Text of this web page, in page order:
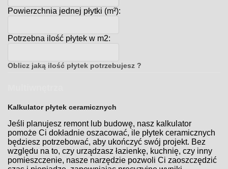
Powierzchnia jednej płytki (m²):
Potrzebna ilość płytek w m2:
Oblicz jaką ilość płytek potrzebujesz ?
Kalkulator płytek ceramicznych
Jeśli planujesz remont lub budowę, nasz kalkulator
pomoże Ci dokładnie oszacować, ile płytek ceramicznych
będziesz potrzebować, aby ukończyć swój projekt. Bez
względu na to, czy urządzasz łazienkę, kuchnię, czy inny
pomieszczenie, nasze narzędzie pozwoli Ci zaoszczędzić